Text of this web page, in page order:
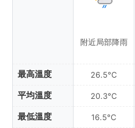
最高溫度
平均溫度
最低溫度
附近局部降雨
26.5°C
20.3°C
16.5°C